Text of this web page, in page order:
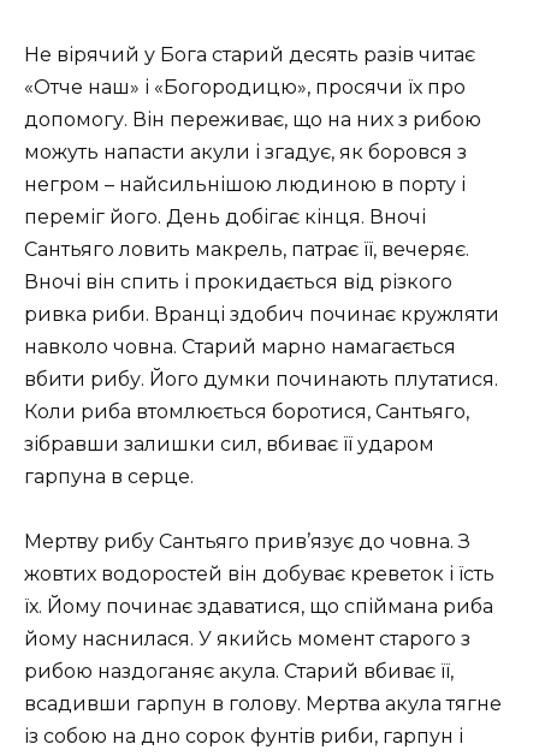
Не вірячий у Бога старий десять разів читає
«Отче наш» і «Богородицю», просячи їх про
допомогу. Він переживає, що на них з рибою
можуть напасти акули і згадує, як боровся з
негром – найсильнішою людиною в порту і
переміг його. День добігає кінця. Вночі
Сантьяго ловить макрель, патрає її, вечеряє.
Вночі він спить і прокидається від різкого
ривка риби. Вранці здобич починає кружляти
навколо човна. Старий марно намагається
вбити рибу. Його думки починають плутатися.
Коли риба втомлюється боротися, Сантьяго,
зібравши залишки сил, вбиває її ударом
гарпуна в серце.
Мертву рибу Сантьяго прив’язує до човна. З
жовтих водоростей він добуває креветок і їсть
їх. Йому починає здаватися, що спіймана риба
йому наснилася. У якийсь момент старого з
рибою наздоганяє акула. Старий вбиває її,
всадивши гарпун в голову. Мертва акула тягне
із собою на дно сорок фунтів риби, гарпун і